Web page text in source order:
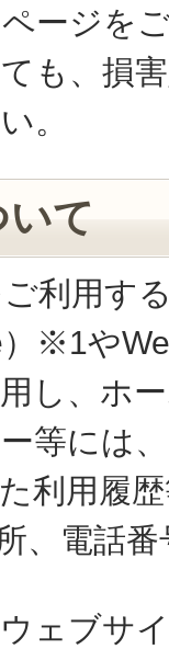
ージを
も、損
。
て
利用す
※1や
し、ホ
等には
利用履
、電話
ェブサ